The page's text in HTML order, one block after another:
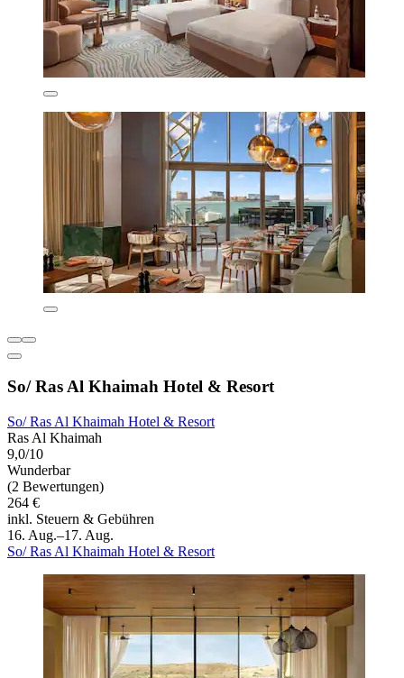
So/ Ras Al Khaimah Hotel & Resort
So/ Ras Al Khaimah Hotel & Resort
Ras Al Khaimah
9,0/10
Wunderbar
(2 Bewertungen)
264 €
inkl. Steuern & Gebühren
16. Aug.–17. Aug.
So/ Ras Al Khaimah Hotel & Resort